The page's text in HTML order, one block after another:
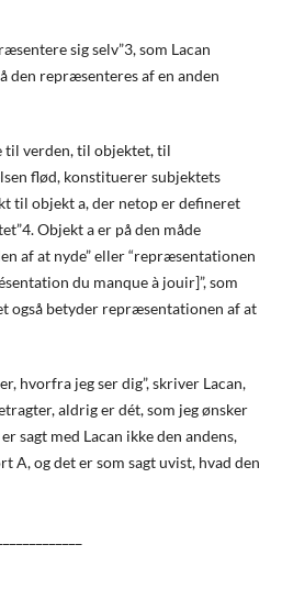
sig selv”3, som Lacan
den repræsenteres af en anden
til verden, til objektet, til
flød, konstituerer subjektets
til objekt a, der netop er defineret
Objekt a er på den måde
af at nyde” eller “repræsentationen
du manque à jouir]”, som
også betyder repræsentationen af at
hvorfra jeg ser dig”, skriver Lacan,
aldrig er dét, som jeg ønsker
sagt med Lacan ikke den andens,
A, og det er som sagt uvist, hvad den